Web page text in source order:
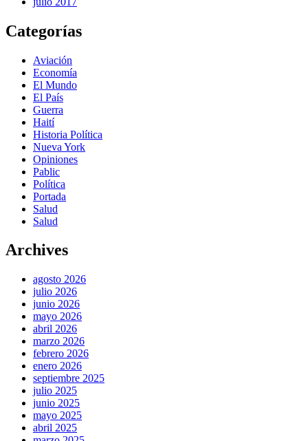
Categorías
Aviación
Economía
El Mundo
El País
Guerra
Haití
Historia Política
Nueva York
Opiniones
Pablic
Política
Portada
Salud
Salud
Archives
agosto 2026
julio 2026
junio 2026
mayo 2026
abril 2026
marzo 2026
febrero 2026
enero 2026
septiembre 2025
julio 2025
junio 2025
mayo 2025
abril 2025